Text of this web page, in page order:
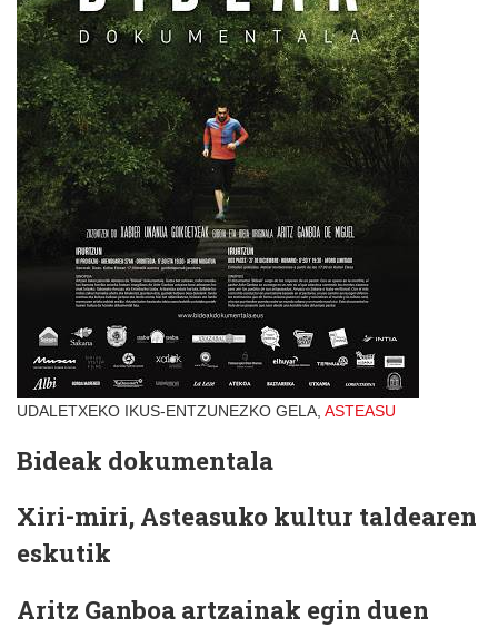
UDALETXEKO IKUS-ENTZUNEZKO GELA, ASTEASU
Bideak dokumentala
Xiri-miri, Asteasuko kultur taldearen
eskutik
Aritz Ganboa artzainak egin duen